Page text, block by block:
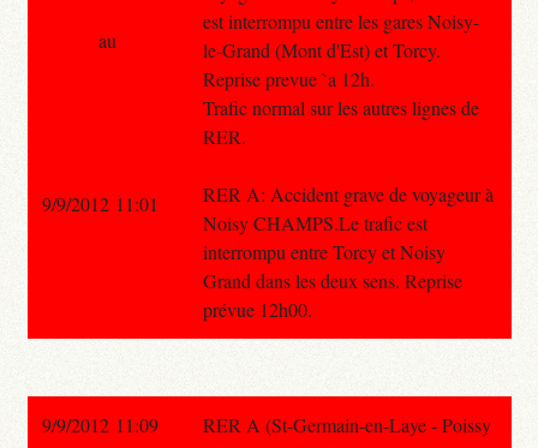
est interrompu entre les gares Noisy-
le-Grand (Mont d'Est) et Torcy.
Reprise prevue `a 12h.
Trafic normal sur les autres lignes de
RER.
RER A: Accident grave de voyageur à
Noisy CHAMPS.Le trafic est
interrompu entre Torcy et Noisy
Grand dans les deux sens. Reprise
prévue 12h00.
au
9/9/2012 11:01
9/9/2012 11:09
RER A (St-Germain-en-Laye - Poissy